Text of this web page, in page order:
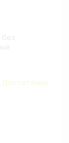
Достаточно